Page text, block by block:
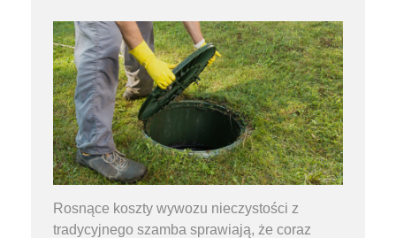
Rosnące koszty wywozu nieczystości z
tradycyjnego szamba sprawiają, że coraz